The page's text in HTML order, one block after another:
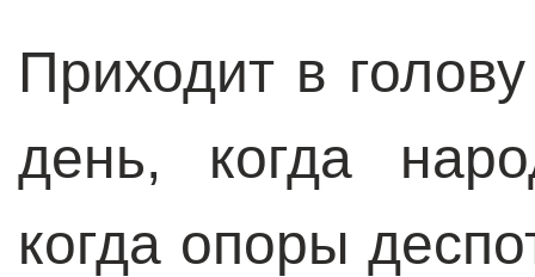
Приходит в
день, когда
когда опоры